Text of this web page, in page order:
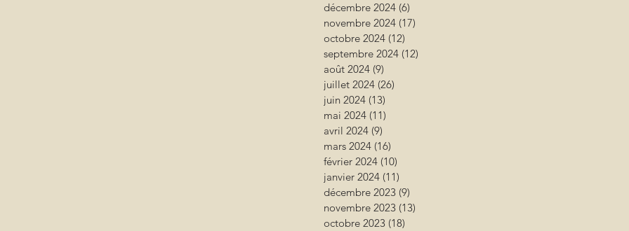
décembre 2024 (6)
novembre 2024 (17)
octobre 2024 (12)
septembre 2024 (12)
août 2024 (9)
juillet 2024 (26)
juin 2024 (13)
mai 2024 (11)
avril 2024 (9)
mars 2024 (16)
février 2024 (10)
janvier 2024 (11)
décembre 2023 (9)
novembre 2023 (13)
octobre 2023 (18)